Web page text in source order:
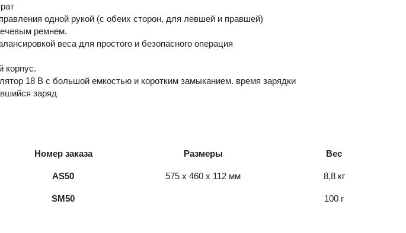
одной рукой (с обеих сторон, для левшей и правшей)
ремнем.
веса для простого и безопасного операция
корпус.
18 В с большой емкостью и коротким замыканием. время зарядки
заряд
Номер заказа Размеры Вес
AS50 575 х 460 х 112 мм 8,8 кг
SM50 100 г